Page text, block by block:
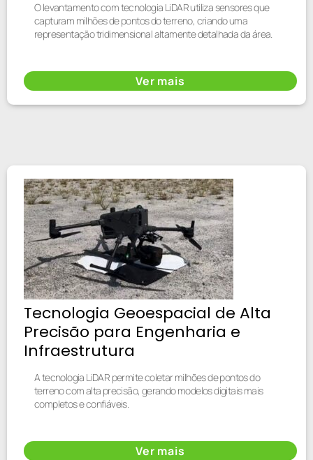
O levantamento com tecnologia LiDAR utiliza sensores que
capturam milhões de pontos do terreno, criando uma
representação tridimensional altamente detalhada da área.
Ver mais
Tecnologia Geoespacial de Alta
Precisão para Engenharia e
Infraestrutura
A tecnologia LiDAR permite coletar milhões de pontos do
terreno com alta precisão, gerando modelos digitais mais
completos e confiáveis.
Ver mais